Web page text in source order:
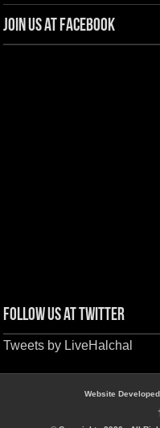
Join us at Facebook
Follow us at Twitter
Tweets by LiveHalchal
Website